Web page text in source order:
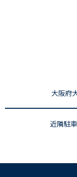
大阪府
近隣駐